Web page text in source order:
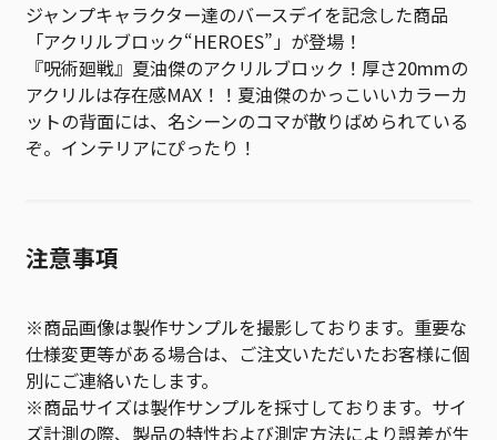
ジャンプキャラクター達のバースデイを記念した商品
「アクリルブロック“HEROES”」が登場！
『呪術廻戦』夏油傑のアクリルブロック！厚さ20mmの
アクリルは存在感MAX！！夏油傑のかっこいいカラーカ
ットの背面には、名シーンのコマが散りばめられている
ぞ。インテリアにぴったり！
注意事項
※商品画像は製作サンプルを撮影しております。重要な
仕様変更等がある場合は、ご注文いただいたお客様に個
別にご連絡いたします。
※商品サイズは製作サンプルを採寸しております。サイ
ズ計測の際、製品の特性および測定方法により誤差が生